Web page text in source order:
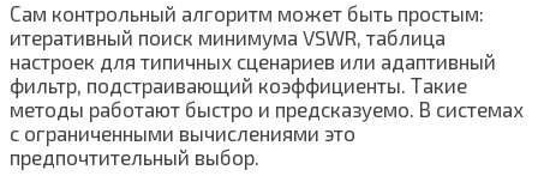
Сам контрольный алгоритм может быть простым:
итеративный поиск минимума VSWR, таблица
настроек для типичных сценариев или адаптивный
фильтр, подстраивающий коэффициенты. Такие
методы работают быстро и предсказуемо. В системах
с ограниченными вычислениями это
предпочтительный выбор.